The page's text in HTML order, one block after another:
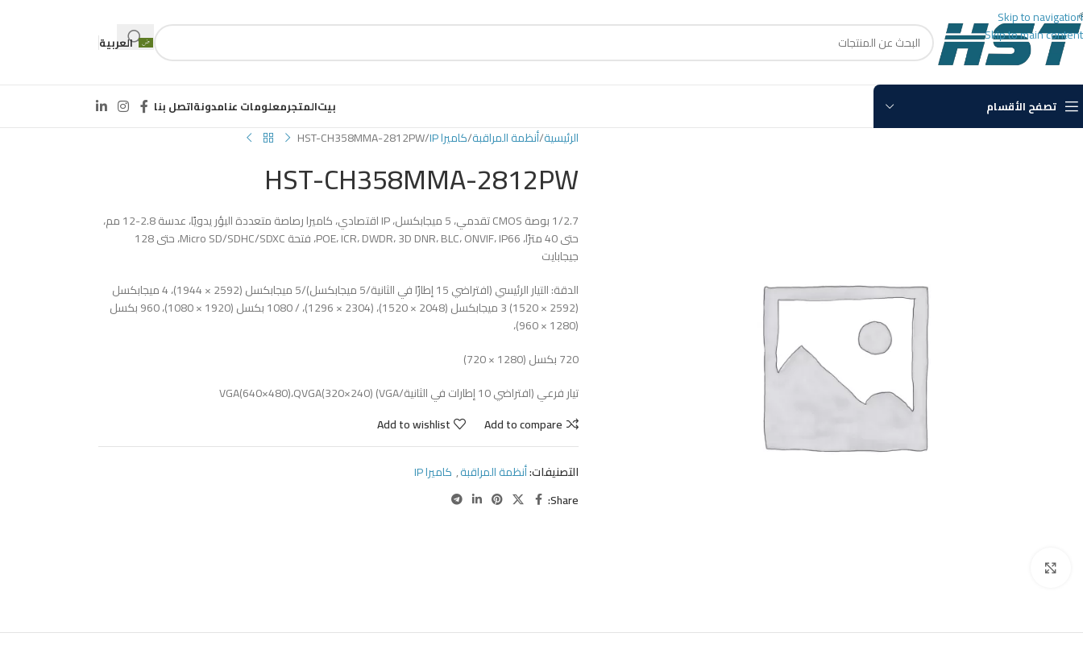
Skip to navigation
Skip to main content
العربية
تصفح الأقسام بيتالمتجرمعلومات عنامدونةاتصل بنا
الرئيسية أنظمة المراقبة كاميرا IP HST-CH358MMA-2812PW
HST-CH358MMA-2812PW
1/2.7 بوصة CMOS تقدمي، 5 ميجابكسل، IP اقتصادي، كاميرا رصاصة متعددة البؤر يدويًا، عدسة 2.8-12 مم،
حتى 40 مترًا، POE، ICR، DWDR، 3D DNR، BLC، ONVIF، IP66، فتحة Micro SD/SDHC/SDXC، حتى 128
جيجابايت
الدقة: التيار الرئيسي (افتراضي 15 إطارًا في الثانية/5 ميجابكسل)/5 ميجابكسل (2592 × 1944)، 4 ميجابكسل
(2592 × 1520) 3 ميجابكسل (2048 × 1520)، (2304 × 1296)، / 1080 بكسل (1920 × 1080)، 960 بكسل
(1280 × 960)،
720 بكسل (1280 × 720)
تيار فرعي (افتراضي 10 إطارات في الثانية/VGA) VGA(640×480)،QVGA(320×240)
Add to compare
Add to wishlist
التصنيفات:أنظمة المراقبة, كاميرا IP
Share: